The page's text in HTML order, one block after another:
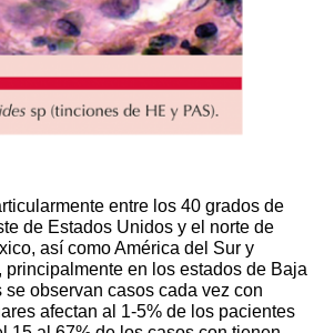
entre los 40 grados de
de Estados Unidos y el norte de
así como América del Sur y
en los estados de Baja
observan casos cada vez con
afectan al 1-5% de los pacientes